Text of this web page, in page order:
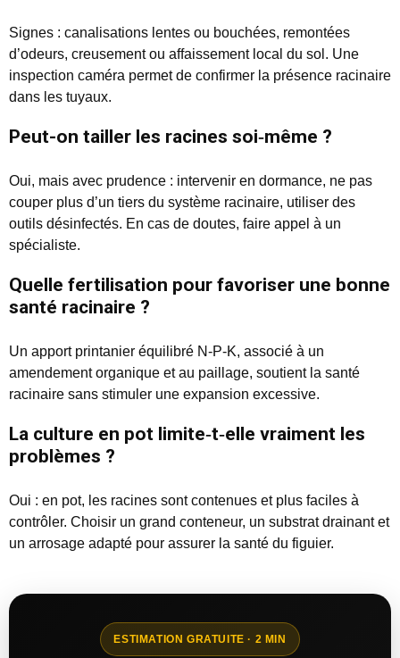
Signes : canalisations lentes ou bouchées, remontées
d’odeurs, creusement ou affaissement local du sol. Une
inspection caméra permet de confirmer la présence racinaire
dans les tuyaux.
Peut-on tailler les racines soi‑même ?
Oui, mais avec prudence : intervenir en dormance, ne pas
couper plus d’un tiers du système racinaire, utiliser des
outils désinfectés. En cas de doutes, faire appel à un
spécialiste.
Quelle fertilisation pour favoriser une bonne
santé racinaire ?
Un apport printanier équilibré N-P-K, associé à un
amendement organique et au paillage, soutient la santé
racinaire sans stimuler une expansion excessive.
La culture en pot limite‑t‑elle vraiment les
problèmes ?
Oui : en pot, les racines sont contenues et plus faciles à
contrôler. Choisir un grand conteneur, un substrat drainant et
un arrosage adapté pour assurer la santé du figuier.
ESTIMATION GRATUITE · 2 MIN